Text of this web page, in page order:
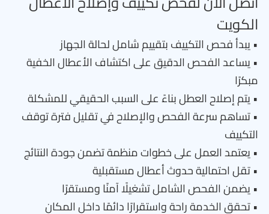
الكويت
• يبدأ فحص التكييف بتقييم شامل لحالة الجهاز
• يساعد الفحص الدقيق على اكتشاف الأعطال الخفية
مبكرًا
• يتم إصلاح العطل بناءً على السبب الحقيقي للمشكلة
• تساهم سرعة الفحص والإصلاح في تقليل فترة توقف
التكييف
• يعتمد العمل على خطوات منظمة تضمن جودة النتائج
• تقل احتمالية حدوث أعطال مستقبلية
• يضمن الفحص الشامل تشغيلًا آمنًا ومستقرًا
• تحقق الخدمة راحة واستقرارًا دائمًا داخل المكان